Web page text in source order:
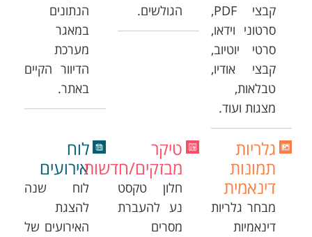
קבצי PDF,
סרטוני וידאו,
סרטי יוטיוב,
קבצי אודיו,
טבלאות,
מצגות ועוד.
הגולשים.
הנתונים
במאגר
מערכת
הדיוור הקיים
באתר.
גלריות
תמונות
דינאמית
מבחר גלריות
דינאמיות
טיקר
מבזקים/חדשות
חלון טקסט
נע להעברת
מסרים
לוח
אירועים
לוח שנה
להצגת
האירועים של